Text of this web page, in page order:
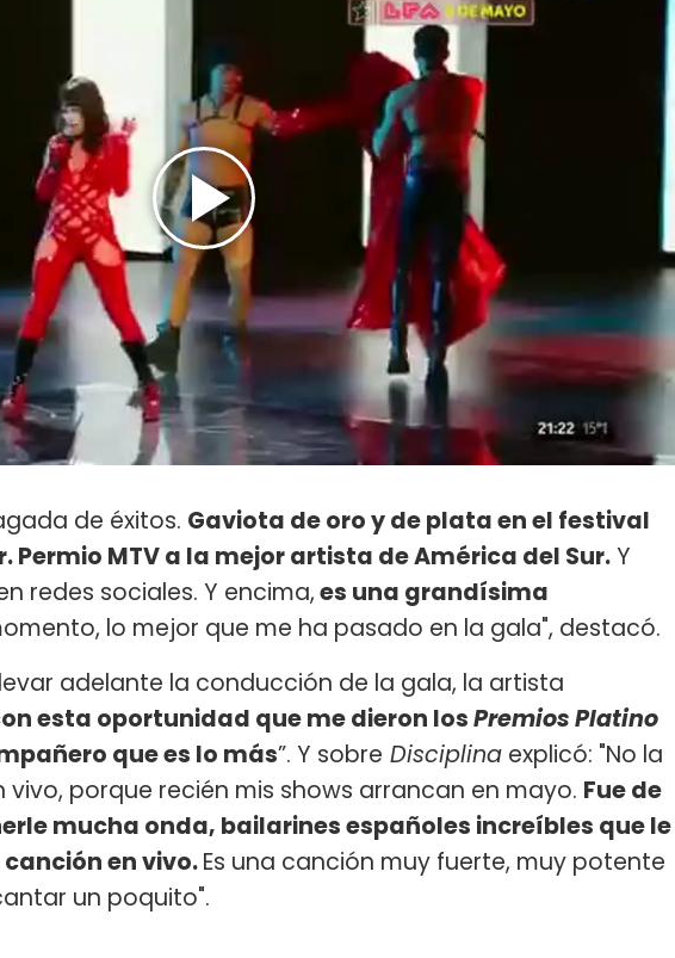
de éxitos. Gaviota de oro y de plata en el festival
Permio MTV a la mejor artista de América del Sur.Y
redes sociales. Y encima,es una grandísima
lo mejor que me ha pasado en la gala", destacó.
adelante la conducción de la gala, la artista
esta oportunidad que me dieron losPremios Platino
que es lo más”. Y sobre Disciplina explicó: "No la
porque recién mis shows arrancan en mayo. Fue de
mucha onda, bailarines españoles increíbles que le
en vivo.Es una canción muy fuerte, muy potente
un poquito".